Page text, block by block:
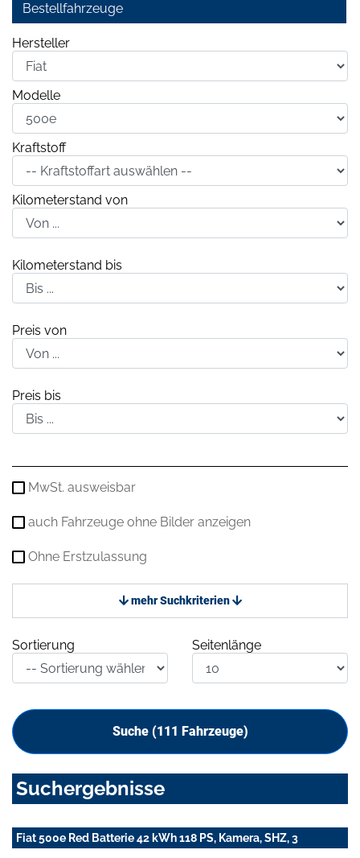
Bestellfahrzeuge
Hersteller
Modelle
Kraftstoff
Kilometerstand von
Kilometerstand bis
Preis von
Preis bis
MwSt. ausweisbar
auch Fahrzeuge ohne Bilder anzeigen
Ohne Erstzulassung
mehr Suchkriterien
Sortierung Seitenlänge
Suche (111 Fahrzeuge)
Suchergebnisse
Fiat 500e Red Batterie 42 kWh 118 PS, Kamera, SHZ, 3